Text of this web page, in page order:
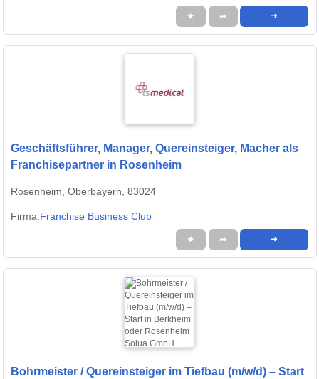
★ ➦ ➜
Geschäftsführer, Manager, Quereinsteiger, Macher als
Franchisepartner in Rosenheim
Rosenheim, Oberbayern, 83024
Firma:Franchise Business Club
★ ➦ ➜
Bohrmeister / Quereinsteiger im Tiefbau (m/w/d) – Start